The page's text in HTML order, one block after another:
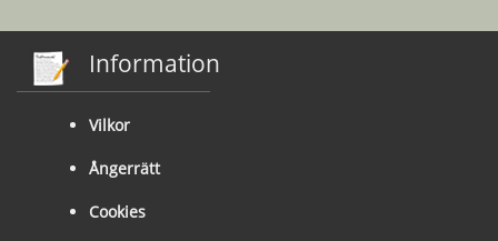
Information
Vilkor
Ångerrätt
Cookies